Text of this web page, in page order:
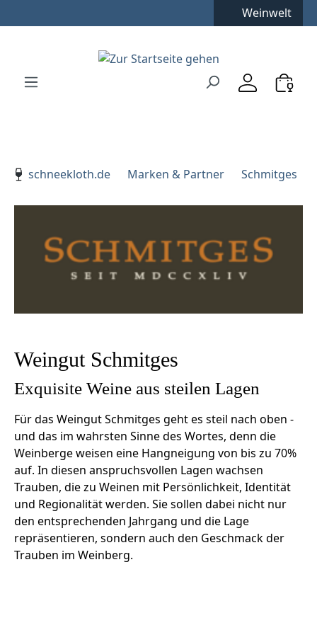
Zur Hauptnavigation springen
Weinwelt
schneekloth.de
Marken & Partner Schmitges
Weingut Schmitges
Exquisite Weine aus steilen Lagen
Für das Weingut Schmitges geht es steil nach oben -
und das im wahrsten Sinne des Wortes, denn die
Weinberge weisen eine Hangneigung von bis zu 70%
auf. In diesen anspruchsvollen Lagen wachsen
Trauben, die zu Weinen mit Persönlichkeit, Identität
und Regionalität werden. Sie sollen dabei nicht nur
den entsprechenden Jahrgang und die Lage
repräsentieren, sondern auch den Geschmack der
Trauben im Weinberg.